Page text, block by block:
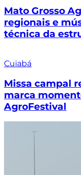
Mato Grosso
regionais e
técnica da
Cuiabá
Missa campal
marca
AgroFestival